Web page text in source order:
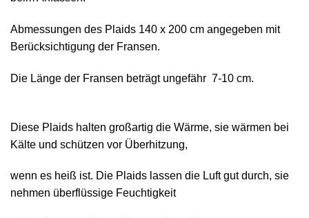
Abmessungen des Plaids 140 х 200 cm angegeben mit
Berücksichtigung der Fransen.
Die Länge der Fransen beträgt ungefähr 7-10 cm.
Diese Plaids halten großartig die Wärme, sie wärmen bei
Kälte und schützen vor Überhitzung,
wenn es heiß ist. Die Plaids lassen die Luft gut durch, sie
nehmen überflüssige Feuchtigkeit